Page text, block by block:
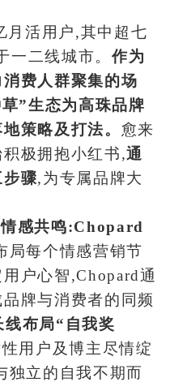
月活用户,其中超七
一二线城市。作为
费人群聚集的场
”生态为高珠品牌
策略及打法。 愈来
极拥抱小红书,通
骤,为专属品牌大
情感共鸣:Chopard
局每个情感营销节
户心智,Chopard通
牌与消费者的同频
布局“自我奖
用户及博主尽情绽
独立的自我不期而